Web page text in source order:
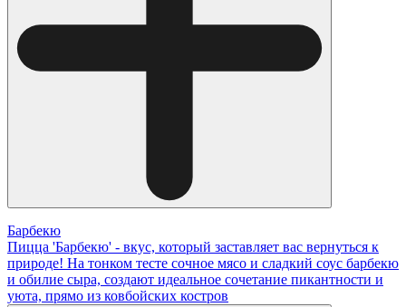
Барбекю
Пицца 'Барбекю' - вкус, который заставляет вас вернуться к
природе! На тонком тесте сочное мясо и сладкий соус барбекю
и обилие сыра, создают идеальное сочетание пикантности и
уюта, прямо из ковбойских костров